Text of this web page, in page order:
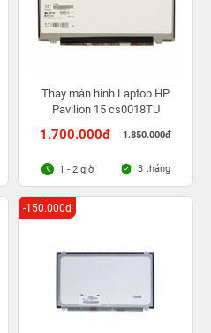
Thay màn hình Laptop HP
Pavilion 15 cs0018TU
1.700.000đ 1.850.000đ
1 - 2 giờ 3 tháng
-150.000đ